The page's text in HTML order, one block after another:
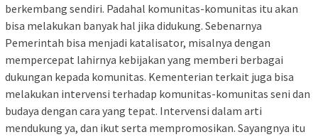
berkembang sendiri. Padahal komunitas-komunitas itu akan
bisa melakukan banyak hal jika didukung. Sebenarnya
Pemerintah bisa menjadi katalisator, misalnya dengan
mempercepat lahirnya kebijakan yang memberi berbagai
dukungan kepada komunitas. Kementerian terkait juga bisa
melakukan intervensi terhadap komunitas-komunitas seni dan
budaya dengan cara yang tepat. Intervensi dalam arti
mendukung ya, dan ikut serta mempromosikan. Sayangnya itu